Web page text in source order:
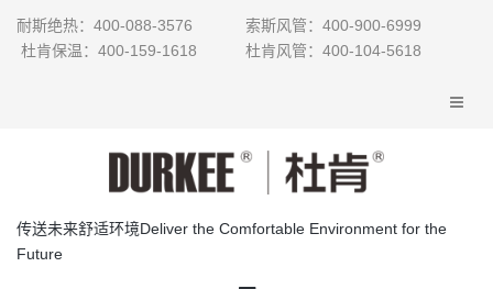
耐斯绝热：400-088-3576 索斯风管：400-900-6999
杜肯保温：400-159-1618 杜肯风管：400-104-5618
传送未来舒适环境Deliver the Comfortable Environment for the
Future